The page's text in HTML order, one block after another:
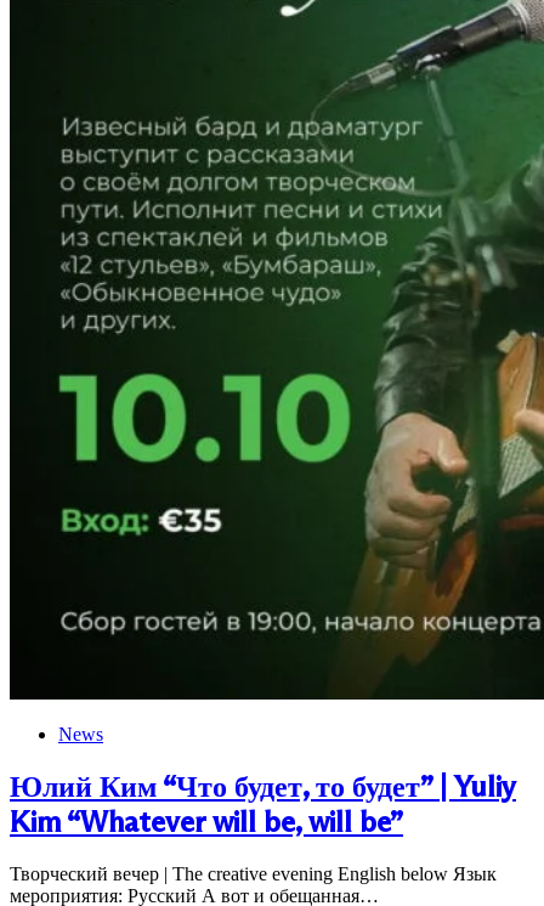
News
Юлий Ким “Что будет, то будет” | Yuliy
Kim “Whatever will be, will be”
Творческий вечер | The creative evening English below Язык
мероприятия: Русский А вот и обещанная…